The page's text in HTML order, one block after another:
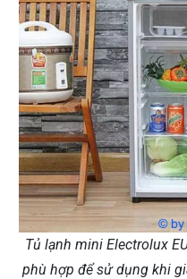
Tủ lạnh mini Electrolux
phù hợp để sử dụng khi